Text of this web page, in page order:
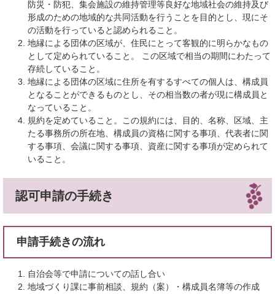
防災・防犯、集会施設の維持管理等良好な地域社会の維持及び
形成のための地域的な共同活動を行うことを目的とし、現にそ
の活動を行っていると認められること。
地縁による団体の区域が、住民にとって客観的に明らかなもの
として定められていること。 この区域で相当の期間にわたって
存続していること。
地縁による団体の区域に住所を有するすべての個人は、構成員
となることができるものとし、その相当数の者が現に構成員と
なっていること。
規約を定めていること。この規約には、目的、名称、区域、主
たる事務所の所在地、構成員の資格に関する事項、代表者に関
する事項、会議に関する事項、資産に関する事項が定められて
いること。
認可申請の手続き
申請手続きの流れ
自治会等で申請についての話し合い
地域づくり課に事前相談、規約（案）・構成員名簿等の作成